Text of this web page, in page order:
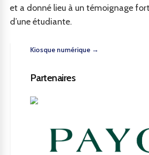
et a donné lieu à un témoignage
d’une étudiante.
Kiosque numérique →
Partenaires